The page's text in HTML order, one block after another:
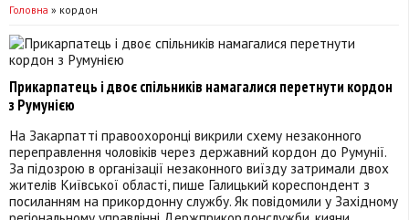
Головна » кордон
Прикарпатець і двоє спільників намагалися перетнути кордон
з Румунією
На Закарпатті правоохоронці викрили схему незаконного
переправлення чоловіків через державний кордон до Румунії.
За підозрою в організації незаконного виїзду затримали двох
жителів Київської області, пише Галицький кореспондент з
посиланням на прикордонну службу. Як повідомили у Західному